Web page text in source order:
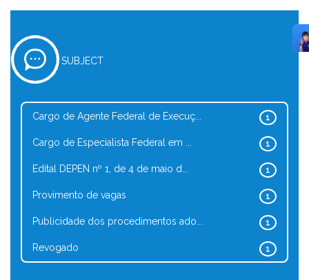
SUBJECT
1
Cargo de Agente Federal de Execuç...
1
Cargo de Especialista Federal em ...
1
Edital DEPEN nº 1, de 4 de maio d...
1
Provimento de vagas
1
Publicidade dos procedimentos ado...
1
Revogado